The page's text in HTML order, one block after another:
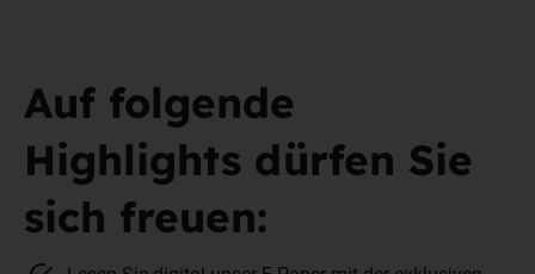
Auf folgende
Highlights dürfen Sie
sich freuen: